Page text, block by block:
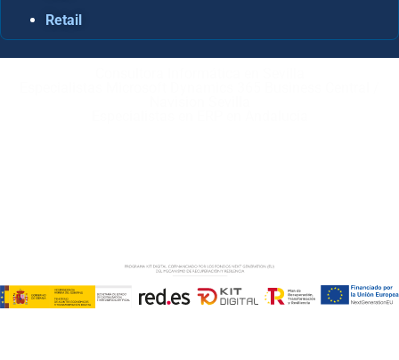
Retail